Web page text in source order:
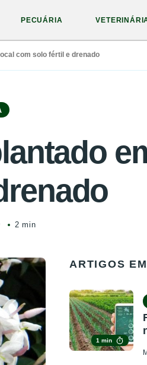
PECUÁRIA
com solo fértil e drenado
2 min
ARTIGOS
1 min